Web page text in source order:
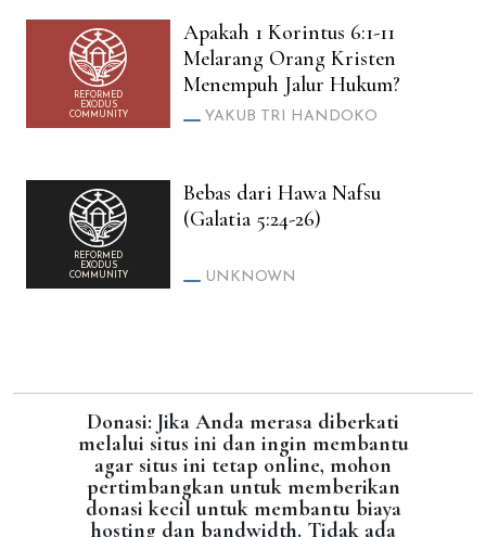
REFORMED
EXODUS
COMMUNITY
Apakah 1 Korintus 6:1-11
Melarang Orang Kristen
Menempuh Jalur Hukum?
YAKUB TRI HANDOKO
REFORMED
EXODUS
COMMUNITY
Bebas dari Hawa Nafsu
(Galatia 5:24-26)
UNKNOWN
Donasi: Jika Anda merasa diberkati
melalui situs ini dan ingin membantu
agar situs ini tetap online, mohon
pertimbangkan untuk memberikan
donasi kecil untuk membantu biaya
hosting dan bandwidth. Tidak ada